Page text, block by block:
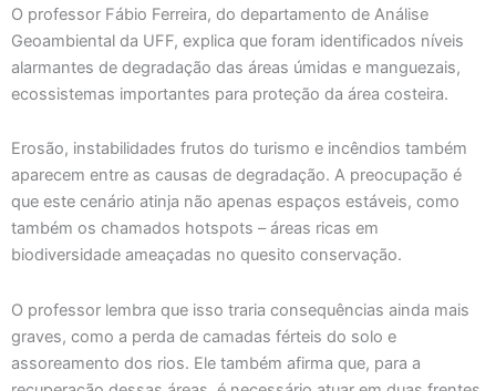
O professor Fábio Ferreira, do departamento de Análise
Geoambiental da UFF, explica que foram identificados níveis
alarmantes de degradação das áreas úmidas e manguezais,
ecossistemas importantes para proteção da área costeira.
Erosão, instabilidades frutos do turismo e incêndios também
aparecem entre as causas de degradação. A preocupação é
que este cenário atinja não apenas espaços estáveis, como
também os chamados hotspots – áreas ricas em
biodiversidade ameaçadas no quesito conservação.
O professor lembra que isso traria consequências ainda mais
graves, como a perda de camadas férteis do solo e
assoreamento dos rios. Ele também afirma que, para a